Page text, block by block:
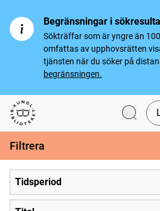
Begränsningar i
Sökträffar som är yngre än
omfattas av upphovsrätten
tjänsten när du söker på
begränsningen.
Svenska tidningar
Filtrera
Tidsperiod